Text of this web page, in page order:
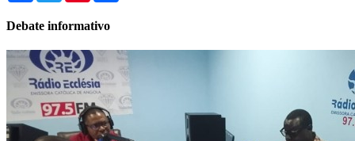
Debate informativo